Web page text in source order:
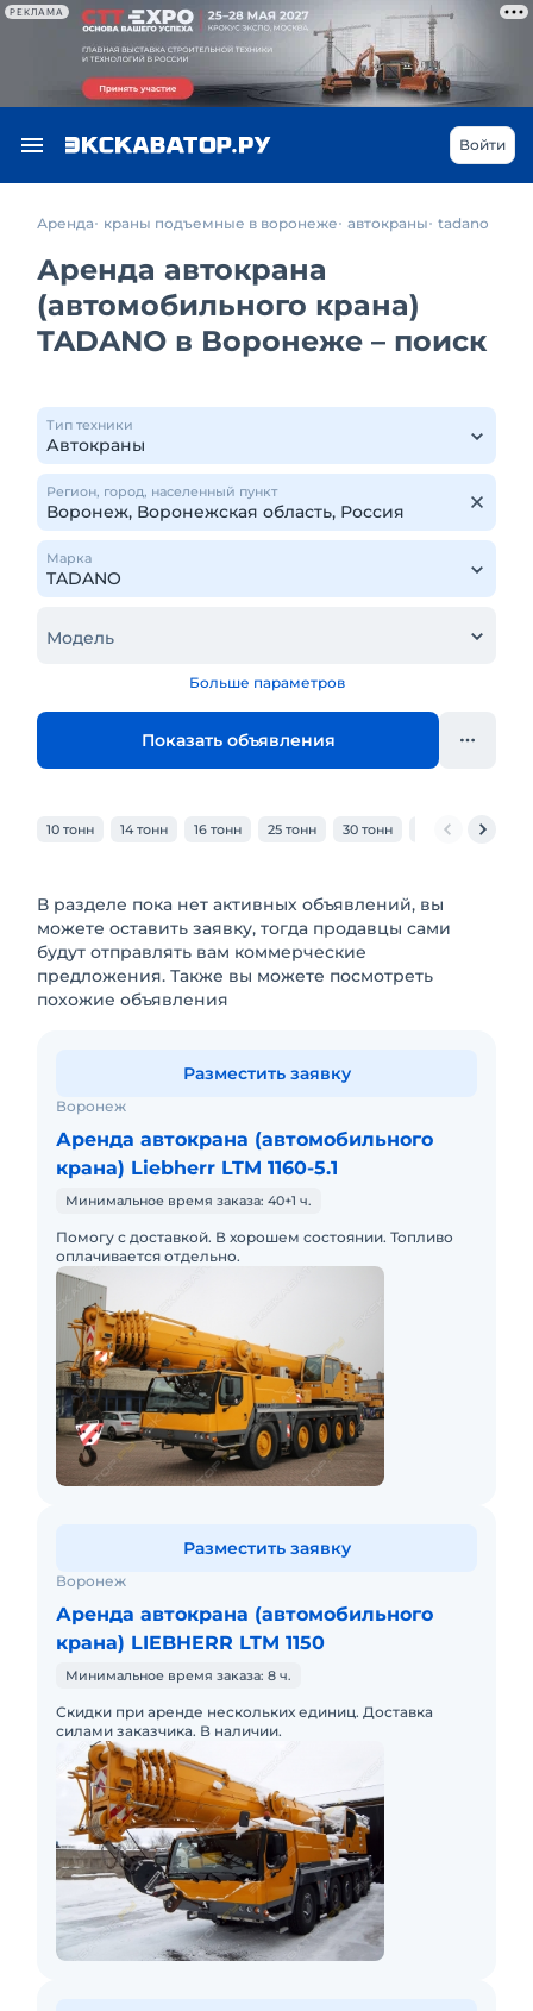
РЕКЛАМА
Войти
Аренда краны подъемные в воронеже автокраны tadano
Аренда автокрана
(автомобильного крана)
TADANO в Воронеже – поиск
Тип техники
Регион, город, населенный пункт
Марка
Модель
Больше параметров
Показать объявления
10 тонн 14 тонн 16 тонн 25 тонн 30 тонн 32 тонн
В разделе пока нет активных объявлений, вы
можете оставить заявку, тогда продавцы сами
будут отправлять вам коммерческие
предложения. Также вы можете посмотреть
похожие объявления
Воронеж
Аренда автокрана (автомобильного
крана) Liebherr LTM 1160-5.1
Минимальное время заказа: 40+1 ч.
Помогу с доставкой. В хорошем состоянии. Топливо
оплачивается отдельно.
Разместить заявку
Воронеж
Аренда автокрана (автомобильного
крана) LIEBHERR LTM 1150
Минимальное время заказа: 8 ч.
Скидки при аренде нескольких единиц. Доставка
силами заказчика. В наличии.
Разместить заявку